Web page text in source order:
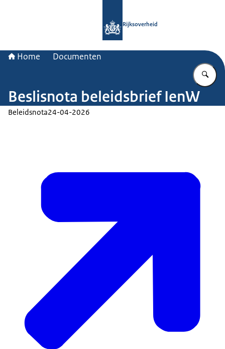
Rijksoverheid
Home Documenten
Beslisnota beleidsbrief IenW
Beleidsnota24-04-2026